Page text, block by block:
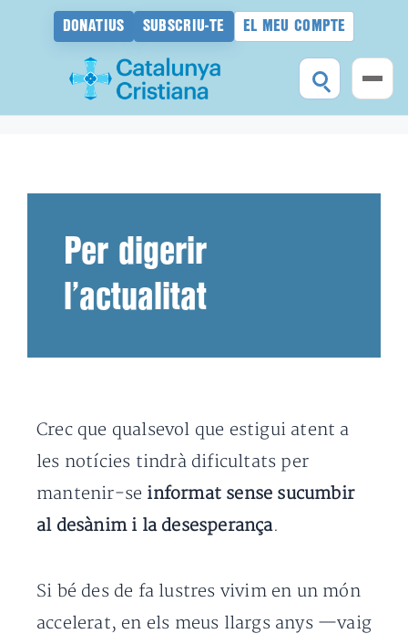
DONATIUS SUBSCRIU-TE EL MEU COMPTE
Per digerir
l’actualitat
Crec que qualsevol que estigui atent a
les notícies tindrà dificultats per
mantenir-se informat sense sucumbir
al desànim i la desesperança.
Si bé des de fa lustres vivim en un món
accelerat, en els meus llargs anys —vaig